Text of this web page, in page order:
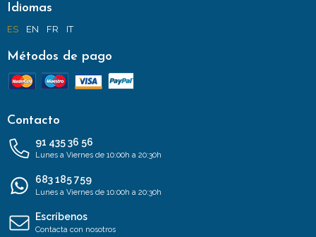
Idiomas
ES EN FR IT
Métodos de pago
Contacto
91 435 36 56
Lunes a Viernes de 10:00h a 20:30h
683 185 759
Lunes a Viernes de 10:00h a 20:30h
Escríbenos
Contacta con nosotros